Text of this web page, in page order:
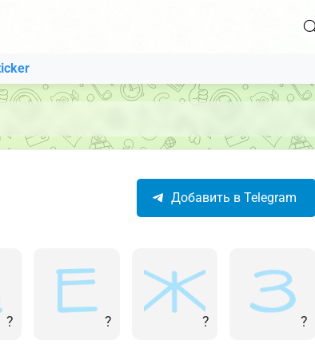
Добавить в Telegram
? ? ? ?